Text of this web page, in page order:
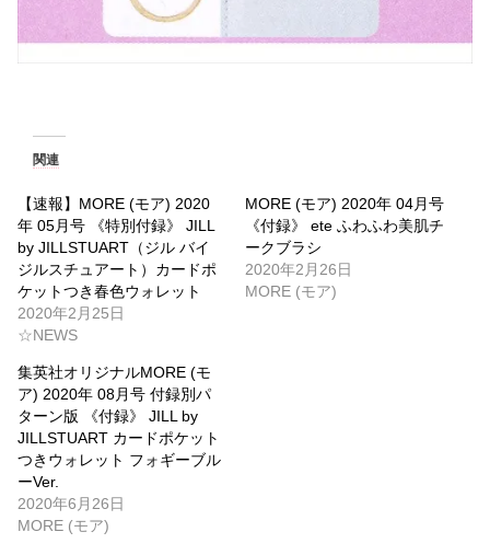
関連
【速報】MORE (モア) 2020
年 05月号 《特別付録》 JILL
by JILLSTUART（ジル バイ
ジルスチュアート）カードポ
ケットつき春色ウォレット
2020年2月25日
☆NEWS
MORE (モア) 2020年 04月号
《付録》 ete ふわふわ美肌チ
ークブラシ
2020年2月26日
MORE (モア)
集英社オリジナルMORE (モ
ア) 2020年 08月号 付録別パ
ターン版 《付録》 JILL by
JILLSTUART カードポケット
つきウォレット フォギーブル
ーVer.
2020年6月26日
MORE (モア)